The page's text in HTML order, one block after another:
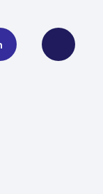
Open